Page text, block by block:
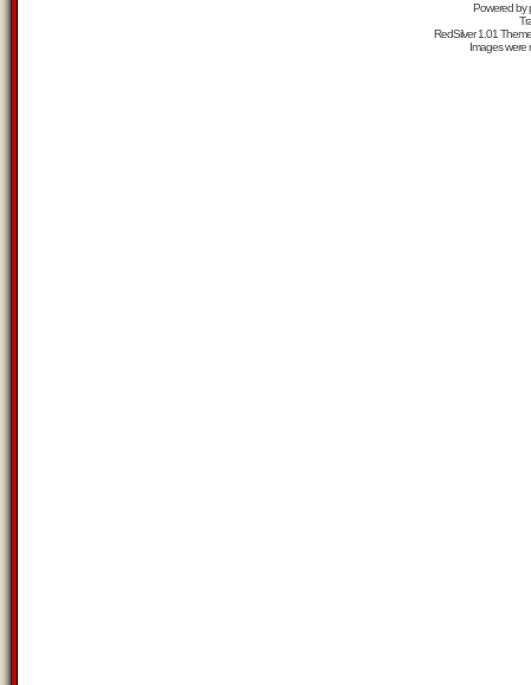
Powered by
RedSilver 1.01
Images were